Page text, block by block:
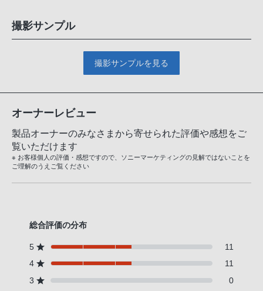
撮影サンプル
撮影サンプルを見る
オーナーレビュー
製品オーナーのみなさまから寄せられた評価や感想をご
覧いただけます
※ お客様個人の評価・感想ですので、ソニーマーケティングの見解ではないことを
ご理解のうえご覧ください
総合評価の分布
5
11
4
11
3
0